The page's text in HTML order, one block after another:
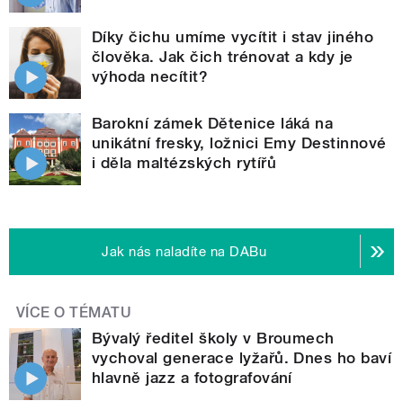
Díky čichu umíme vycítit i stav jiného
člověka. Jak čich trénovat a kdy je
výhoda necítit?
Barokní zámek Dětenice láká na
unikátní fresky, ložnici Emy Destinnové
i děla maltézských rytířů
Jak nás naladíte na DABu
VÍCE O TÉMATU
Bývalý ředitel školy v Broumech
vychoval generace lyžařů. Dnes ho baví
hlavně jazz a fotografování